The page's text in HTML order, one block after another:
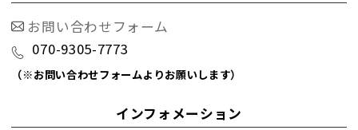
お問い合わせフォーム
070-9305-7773
（※お問い合わせフォームよりお願いします）
インフォメーション